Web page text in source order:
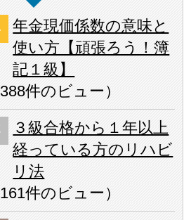
年金現価係数の意味と
使い方【頑張ろう！簿
記１級】
388件のビュー ）
３級合格から１年以上
経っている方のリハビ
リ法
161件のビュー ）